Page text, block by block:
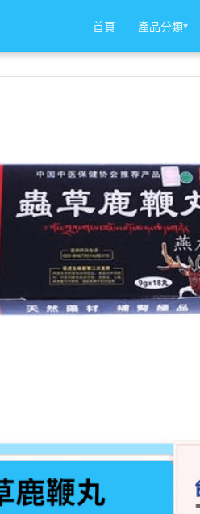
首頁 產品分類▾
首頁 產品分類▾